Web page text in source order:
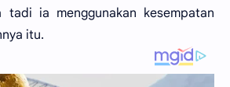
ia menggunakan kesempatan
itu.